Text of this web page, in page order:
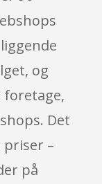
og
Det
–
på